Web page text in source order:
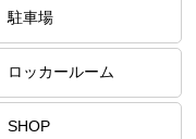
駐車場
ロッカールーム
SHOP